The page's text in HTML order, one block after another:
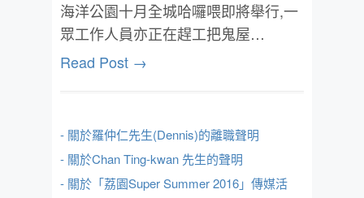
海洋公園十月全城哈囉喂即將舉行,一
眾工作人員亦正在趕工把鬼屋…
Read Post →
- 關於羅仲仁先生(Dennis)的離職聲明
- 關於Chan Ting-kwan 先生的聲明
- 關於「荔園Super Summer 2016」傳媒活